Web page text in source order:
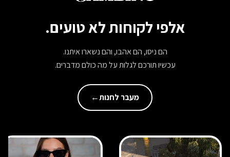
אלפי לקוחות לא טועים.
הם ניסו, הם אהבו, והם נשארו איתנו.
עכשיו תורכם לגלות על מה כולם מדברים.
מעבר לחנות←